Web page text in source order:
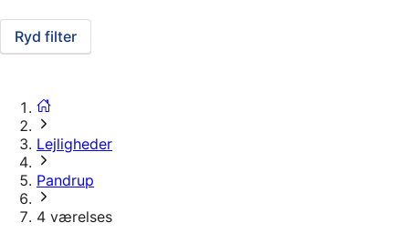
Ryd filter
Lejligheder
Pandrup
4 værelses